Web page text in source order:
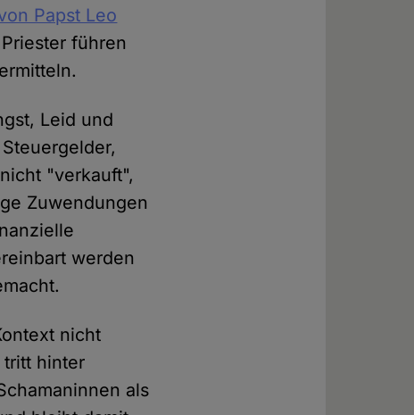
Papst Leo
führen
Leid und
"verkauft",
Zuwendungen
werden
nicht
tritt hinter
als